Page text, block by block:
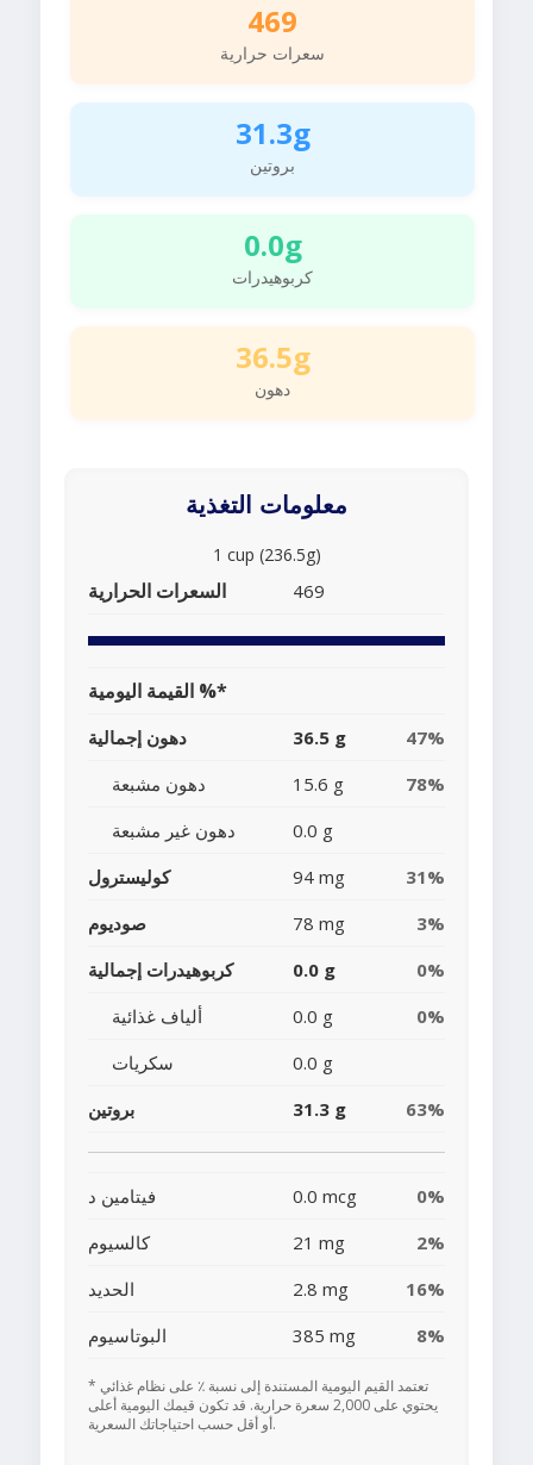
469
سعرات حرارية
31.3g
بروتين
0.0g
كربوهيدرات
36.5g
دهون
معلومات التغذية
1 cup (236.5g)
السعرات الحرارية 469
القيمة اليومية %*
دهون إجمالية 36.5 g
47%
دهون مشبعة
15.6 g
78%
دهون غير مشبعة
0.0 g
كوليسترول
94 mg
31%
صوديوم
78 mg
3%
كربوهيدرات إجمالية
0.0 g
0%
ألياف غذائية
0.0 g
0%
سكريات
0.0 g
بروتين
31.3 g 63%
فيتامين د 0.0 mcg
0%
كالسيوم
21 mg
2%
الحديد
2.8 mg
16%
البوتاسيوم
385 mg 8%
* تعتمد القيم اليومية المستندة إلى نسبة ٪ على نظام غذائي
يحتوي على 2,000 سعرة حرارية. قد تكون قيمك اليومية أعلى
أو أقل حسب احتياجاتك السعرية.